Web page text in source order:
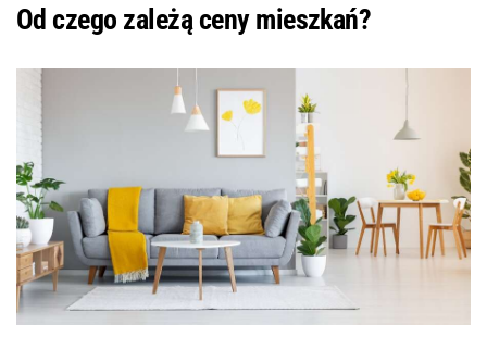
Od czego zależą ceny mieszkań?